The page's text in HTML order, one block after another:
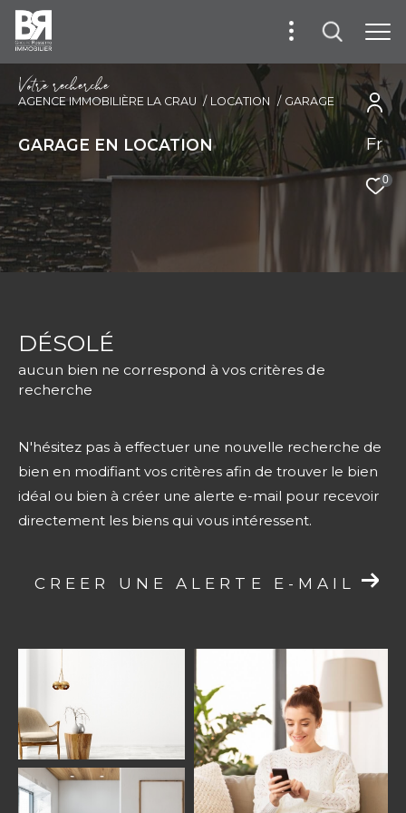
Fr
0
Votre recherche
AGENCE IMMOBILIÈRE LA CRAU LOCATION GARAGE
GARAGE EN LOCATION
DÉSOLÉ
aucun bien ne correspond à vos critères de
recherche
N'hésitez pas à effectuer une nouvelle recherche de
bien en modifiant vos critères afin de trouver le bien
idéal ou bien à créer une alerte e-mail pour recevoir
directement les biens qui vous intéressent.
CREER UNE ALERTE E-MAIL